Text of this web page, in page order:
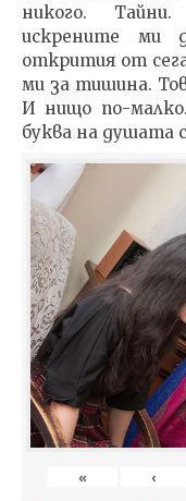
никого.
искрените ми
открития от
ми за тишина.
И нищо по-
буква на душата
« ‹